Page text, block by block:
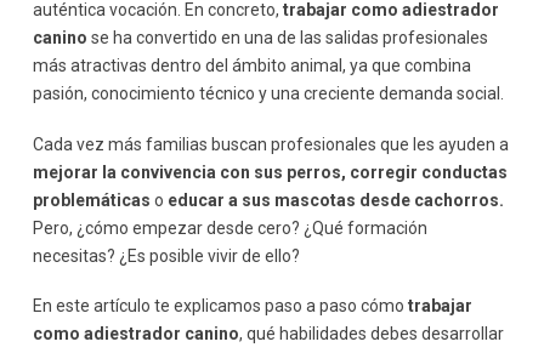
Observación
Comunicación
Opciones para empezar
Especializaciones dentro del adiestramiento canino
Algunas opciones
Cómo conseguir tus primeros clientes
Estrategias efectivas
Cuánto se puede ganar como adiestrador canino
Errores comunes al empezar
auténtica vocación. En concreto, trabajar como adiestrador
canino se ha convertido en una de las salidas profesionales
más atractivas dentro del ámbito animal, ya que combina
pasión, conocimiento técnico y una creciente demanda social.
Cada vez más familias buscan profesionales que les ayuden a
mejorar la convivencia con sus perros, corregir conductas
problemáticas o educar a sus mascotas desde cachorros.
Pero, ¿cómo empezar desde cero? ¿Qué formación
necesitas? ¿Es posible vivir de ello?
En este artículo te explicamos paso a paso cómo trabajar
como adiestrador canino, qué habilidades debes desarrollar